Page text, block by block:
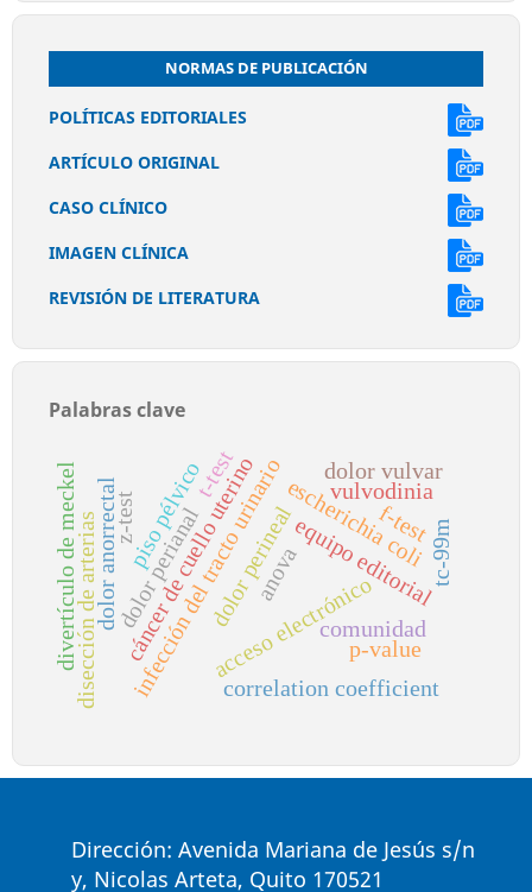
NORMAS DE PUBLICACIÓN
POLÍTICAS EDITORIALES
ARTÍCULO ORIGINAL
CASO CLÍNICO
IMAGEN CLÍNICA
REVISIÓN DE LITERATURA
Palabras clave
equipo editorial
acceso electrónico
infección del tracto urinario comunidad
escherichia coli
dolor perineal
vulvodinia
dolor vulvar
dolor perianal
piso pélvico
dolor anorrectalcáncer de cuello uterino p-value
z-test
t-test
anova
f-test
correlation coefficient
disección de arterias
divertículo de meckel tc-99m
Dirección: Avenida Mariana de Jesús s/n
y, Nicolas Arteta, Quito 170521